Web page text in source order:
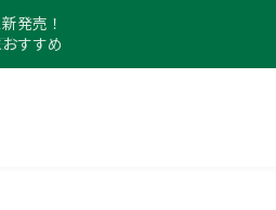
発売！
すすめ